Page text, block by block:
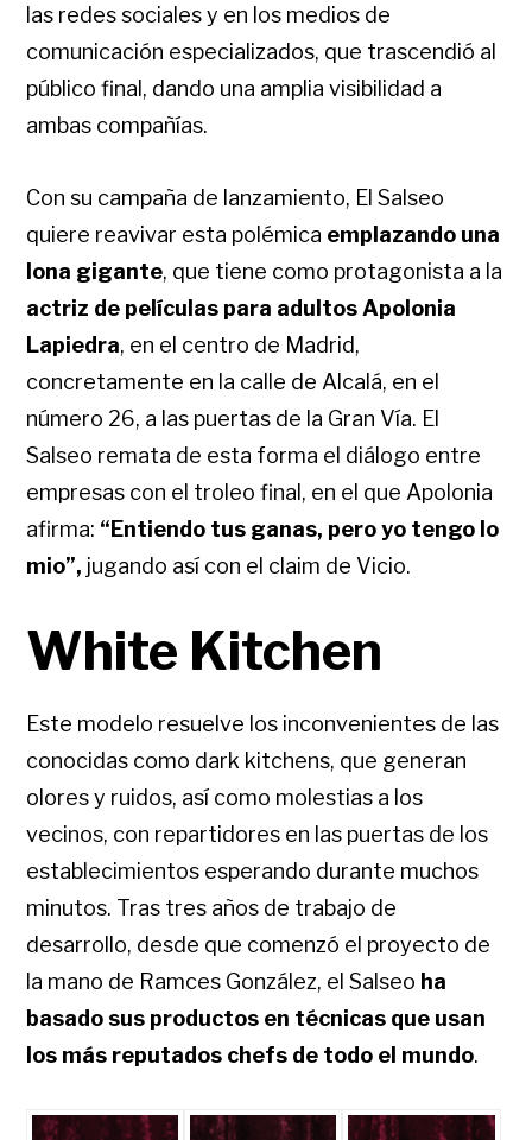
las redes sociales y en los medios de
comunicación especializados, que trascendió al
público final, dando una amplia visibilidad a
ambas compañías.
Con su campaña de lanzamiento, El Salseo
quiere reavivar esta polémica emplazando una
lona gigante, que tiene como protagonista a la
actriz de películas para adultos Apolonia
Lapiedra, en el centro de Madrid,
concretamente en la calle de Alcalá, en el
número 26, a las puertas de la Gran Vía. El
Salseo remata de esta forma el diálogo entre
empresas con el troleo final, en el que Apolonia
afirma: “Entiendo tus ganas, pero yo tengo lo
mio”, jugando así con el claim de Vicio.
White Kitchen
Este modelo resuelve los inconvenientes de las
conocidas como dark kitchens, que generan
olores y ruidos, así como molestias a los
vecinos, con repartidores en las puertas de los
establecimientos esperando durante muchos
minutos. Tras tres años de trabajo de
desarrollo, desde que comenzó el proyecto de
la mano de Ramces González, el Salseo ha
basado sus productos en técnicas que usan
los más reputados chefs de todo el mundo.